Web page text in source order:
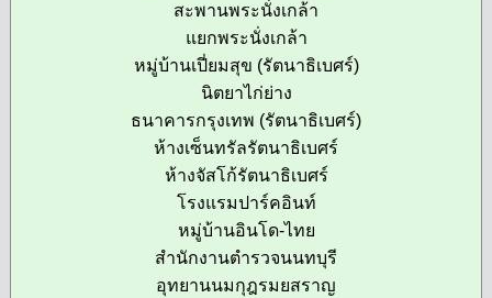
สะพานพระนั่งเกล้า
แยกพระนั่งเกล้า
หมู่บ้านเปี่ยมสุข (รัตนาธิเบศร์)
นิตยาไก่ย่าง
ธนาคารกรุงเทพ (รัตนาธิเบศร์)
ห้างเซ็นทรัลรัตนาธิเบศร์
ห้างจัสโก้รัตนาธิเบศร์
โรงแรมปาร์คอินท์
หมู่บ้านอินโด-ไทย
สำนักงานตำรวจนนทบุรี
อุทยานนมกุฎรมยสราญ